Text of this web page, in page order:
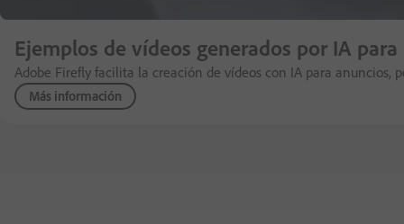
Ejemplos de vídeos generados por IA
Adobe Firefly facilita la creación de vídeos con IA para
Más información